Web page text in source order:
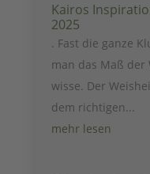
Kairos
2025
. Fast die ganze
man das Maß
wisse. Der
dem richtigen...
mehr lesen